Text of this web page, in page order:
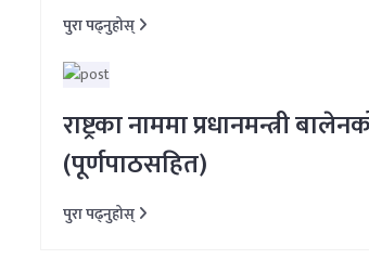
पुरा पढ्नुहोस्
राष्ट्रका नाममा प्रधानमन्त्री
(पूर्णपाठसहित)
पुरा पढ्नुहोस्